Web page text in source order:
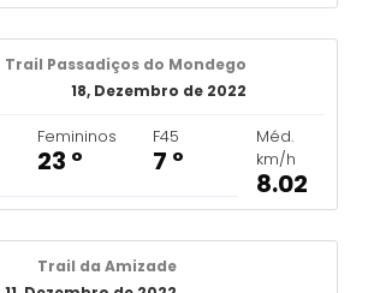
Trail Passadiços do Mondego
18, Dezembro de 2022
Femininos
23 º
F45
7 º
Méd.
km/h
8.02
Trail da Amizade